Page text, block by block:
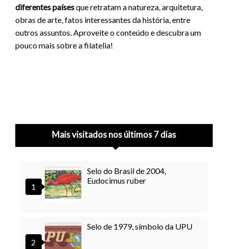
diferentes paísesque retratam a natureza, arquitetura,
obras de arte, fatos interessantes da história, entre
outros assuntos. Aproveite o conteúdo e descubra um
pouco mais sobre a filatelia!
Mais visitados nos últimos 7 dias
Selo do Brasil de 2004,
Eudocimus ruber
Selo de 1979, símbolo da UPU